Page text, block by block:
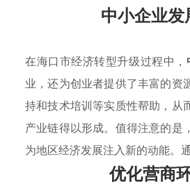
中小企业
在海口市经济转型升级过程中，
业，还为创业者提供了丰富的资
持和技术培训等实质性帮助，从
产业链得以形成。值得注意的是
为地区经济发展注入新的动能。
优化营商